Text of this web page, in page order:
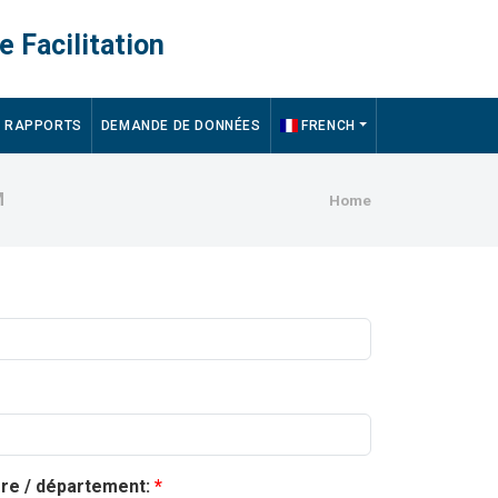
Facilitation
RAPPORTS DEMANDE DE DONNÉES FRENCH
Home
/ département: